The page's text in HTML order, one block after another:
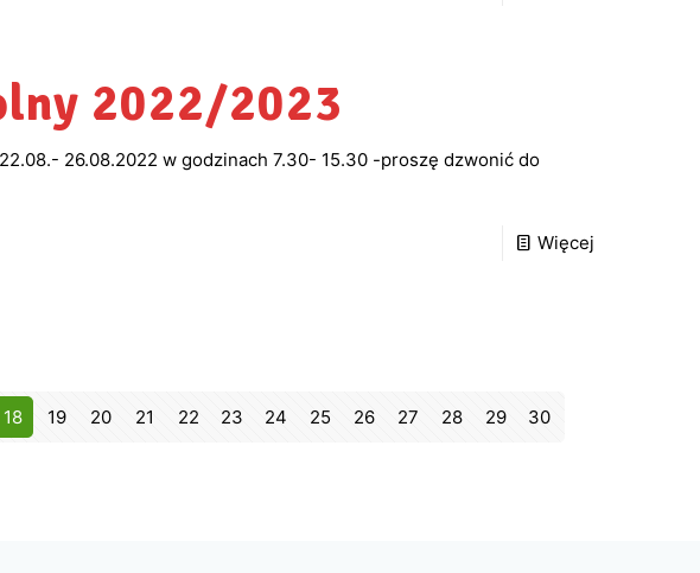
2022/2023
26.08.2022 w godzinach 7.30- 15.30 -proszę dzwonić do
Więcej
18 19 20 21 22 23 24 25 26 27 28 29 30